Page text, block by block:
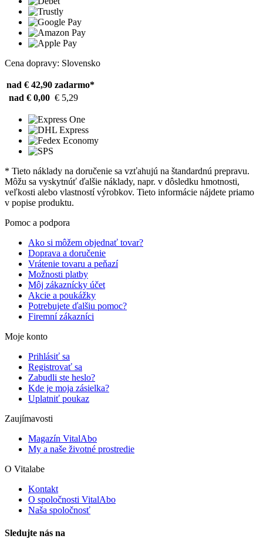
Cena dopravy: Slovensko
nad € 42,90 zadarmo*
nad € 0,00 € 5,29
* Tieto náklady na doručenie sa vzťahujú na štandardnú prepravu.
Môžu sa vyskytnúť ďalšie náklady, napr. v dôsledku hmotnosti,
veľkosti alebo vlastností výrobkov. Tieto informácie nájdete priamo
v popise produktu.
Pomoc a podpora
Ako si môžem objednať tovar?
Doprava a doručenie
Vrátenie tovaru a peňazí
Možnosti platby
Môj zákaznícky účet
Akcie a poukážky
Potrebujete ďalšiu pomoc?
Firemní zákazníci
Moje konto
Prihlásiť sa
Registrovať sa
Zabudli ste heslo?
Kde je moja zásielka?
Uplatniť poukaz
Zaujímavosti
Magazín VitalAbo
My a naše životné prostredie
O Vitalabe
Kontakt
O spoločnosti VitalAbo
Naša spoločnosť
Sledujte nás na